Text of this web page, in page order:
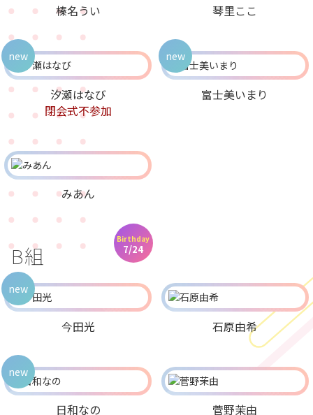
榛名うい 琴里ここ
汐瀬はなび
閉会式不参加
new
Birthday
7/24
富士美いまり
new
みあん
B組
今田光
new
石原由希
日和なの
new
菅野茉由